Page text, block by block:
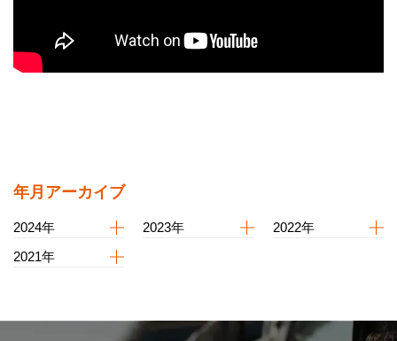
年月アーカイブ
2024年 2023年
2022年
2021年